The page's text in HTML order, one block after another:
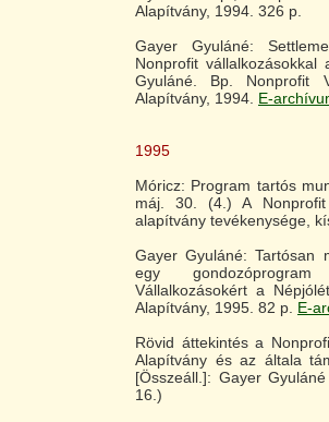
Alapítvány, 1994. 326 p.
Gayer Gyuláné:
Nonprofit
Gyuláné. Bp. Nonprofit
Alapítvány, 1994. E-
1995
Móricz: Program tartós
máj. 30. (4.) A Nonprofit
alapítvány tevékenysége,
Gayer Gyuláné: Tartósan
egy
Vállalkozásokért a
Alapítvány, 1995. 82 p. E-
Rövid áttekintés a
Alapítvány és az általa
[Összeáll.]: Gayer
16.)